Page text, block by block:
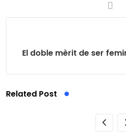
El doble mèrit de ser
Related Post